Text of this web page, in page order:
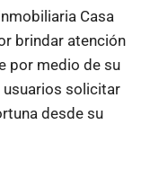
Casa
brindar atención
por medio de su
usuarios solicitar
desde su